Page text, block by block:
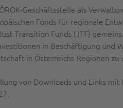
Geschäftsstelle als
Fonds für regionale
Transition Funds (JTF)
in Beschäftigung und
in Österreichs Regionen zu
von Downloads und Links